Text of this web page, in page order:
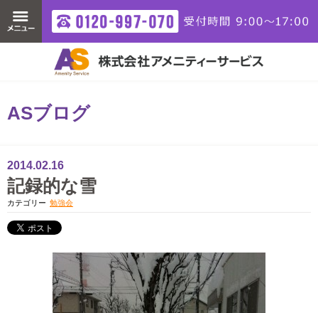
ASブログ
2014.02.16
記録的な雪
カテゴリー 勉強会